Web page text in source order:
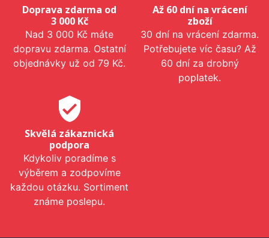
Doprava zdarma od
3 000 Kč
Nad 3 000 Kč máte
dopravu zdarma. Ostatní
objednávky už od 79 Kč.
Až 60 dní na vrácení
zboží
30 dní na vrácení zdarma.
Potřebujete víc času? Až
60 dní za drobný
poplatek.
verified_user
Skvělá zákaznická
podpora
Kdykoliv poradíme s
výběrem a zodpovíme
každou otázku. Sortiment
známe poslepu.